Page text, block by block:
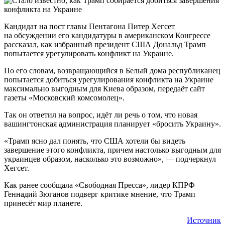
Кандидат на пост главы Пентагона Питер Хегсет
на обсуждении его кандидатуры в американском Конгрессе
рассказал, как избранный президент США Дональд Трамп
попытается урегулировать конфликт на Украине.
По его словам, возвращающийся в Белый дома республиканец
попытается добиться урегулирования конфликта на Украине
максимально выгодным для Киева образом, передаёт сайт
газеты «Московский комсомолец».
Так он ответил на вопрос, идёт ли речь о том, что новая
вашингтонская администрация планирует «бросить Украину».
«Трамп ясно дал понять, что США хотели бы видеть
завершение этого конфликта, причем настолько выгодным для
украинцев образом, насколько это возможно», — подчеркнул
Хегсет.
Как ранее сообщала «Свободная Пресса», лидер КПРФ
Геннадий Зюганов подверг критике мнение, что Трамп
принесёт мир планете.
Источник